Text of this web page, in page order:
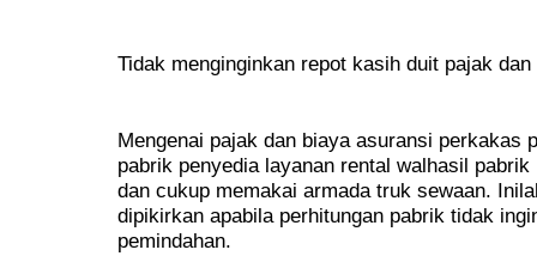
Tidak menginginkan repot kasih duit pajak
Mengenai pajak dan biaya asuransi perkakas
pabrik penyedia layanan rental walhasil
dan cukup memakai armada truk sewaan.
dipikirkan apabila perhitungan pabrik tidak
pemindahan.